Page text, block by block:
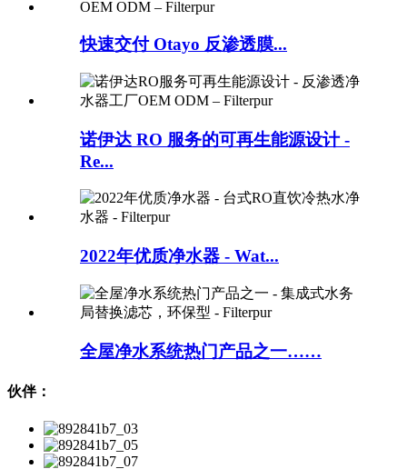
快速交付 Otayo 反渗透膜...
诺伊达 RO 服务的可再生能源设计 -
Re...
2022年优质净水器 - Wat...
全屋净水系统热门产品之一……
伙伴：